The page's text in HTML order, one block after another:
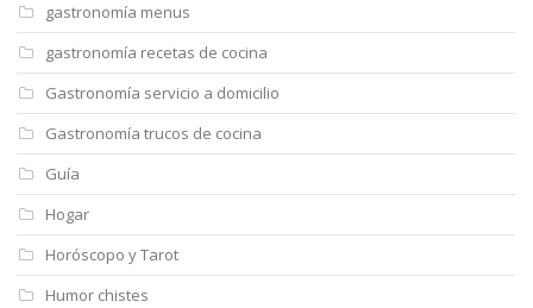
gastronomía menus
gastronomía recetas de cocina
Gastronomía servicio a domicilio
Gastronomía trucos de cocina
Guía
Hogar
Horóscopo y Tarot
Humor chistes